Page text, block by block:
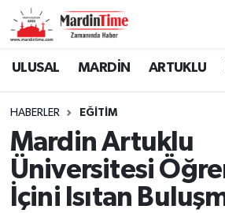
ULUSAL MARDİN ARTUKLU
HABERLER EĞİTİM
Mardin Artuklu
Üniversitesi
İçini Isıtan
Mardin Nöbetçi Eczaneler
Mardin Namaz Vakitleri
Mardin Trafik Yoğunluk